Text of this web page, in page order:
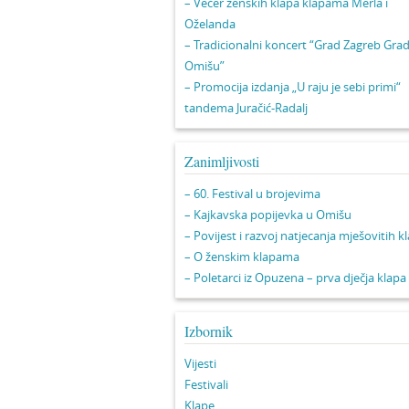
Oželanda
– Tradicionalni koncert “Grad Zagreb Grad
Omišu”
– Promocija izdanja „U raju je sebi primi“
tandema Juračić-Radalj
Zanimljivosti
– 60. Festival u brojevima
– Kajkavska popijevka u Omišu
– Povijest i razvoj natjecanja mješovitih
– O ženskim klapama
– Poletarci iz Opuzena – prva dječja klapa
Izbornik
Vijesti
Festivali
Klape